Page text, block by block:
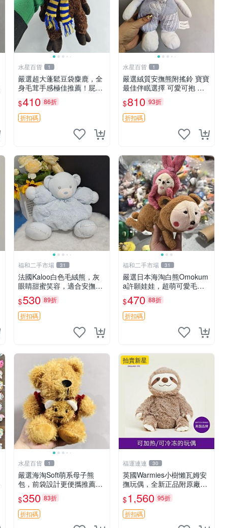
水星百貨 1
嚴選超大蓬鬆豆袋麋鹿，全
身毛茸手感極佳推薦！屁股
與四肢填充均勻，適合收藏
與孩童共賞。 麋鹿 豆袋 毛
茸玩具
$410 86折
折扣碼
水星百貨 1
嚴選絨質安撫熊附搖鈴 寶寶
最佳伴眠選擇 可愛可抱 絨
毛玩具 安撫熊 嬰兒用
$810 93折
折扣碼
福和二手市場 31
法國Kaloo白色毛絨熊，灰
眼睛甜蜜笑容，適合安撫逗
趣可愛，柔軟面料手感佳。
14 白色安撫熊 毛絨玩具 寶
寶逗樂具
$530 89折
折扣碼
福和二手市場 31
嚴選日本海淘白熊Omokum
a許願娃娃，超萌可愛毛絨
公仔推薦收藏 白熊 Omoku
ma 毛絨玩具 偽裝娃娃 玩具
擺飾
$470 88折
折扣碼
水星百貨 1
嚴選海淘Soft萌系母子熊
包，前袋設計更便攜推薦收
藏 母子熊 軟綿綿 包包
$350 83折
折扣碼
拍賣新星
福運連連 30
英國Warmies小樹懶瓦姆安
撫玩偶，全新正品附原廠吊
牌與防塵袋，內藏薰衣草可
加熱，適合各個年齡層，冷
暖兩用享受抱抱樂趣，不容
錯過嚴選好物 溫暖 冷感
$1,560 95折
折扣碼